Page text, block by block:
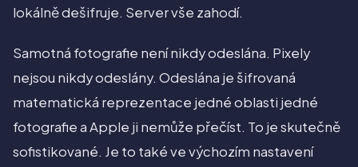
lokálně dešifruje. Server vše zahodí.
Samotná fotografie není nikdy odeslána. Pixely
nejsou nikdy odeslány. Odeslána je šifrovaná
matematická reprezentace jedné oblasti jedné
fotografie a Apple ji nemůže přečíst. To je skutečně
sofistikované. Je to také ve výchozím nastavení